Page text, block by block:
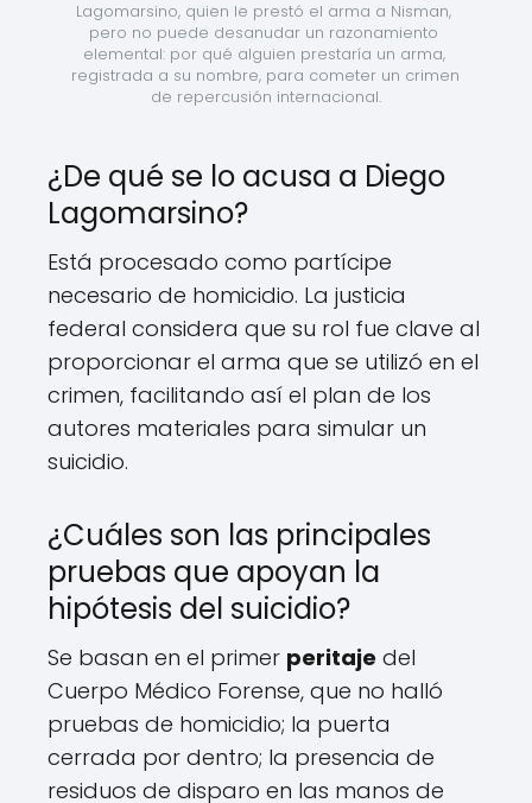
Lagomarsino, quien le prestó el arma a Nisman,
pero no puede desanudar un razonamiento
elemental: por qué alguien prestaría un arma,
registrada a su nombre, para cometer un crimen
de repercusión internacional.
¿De qué se lo acusa a Diego
Lagomarsino?
Está procesado como partícipe
necesario de homicidio. La justicia
federal considera que su rol fue clave al
proporcionar el arma que se utilizó en el
crimen, facilitando así el plan de los
autores materiales para simular un
suicidio.
¿Cuáles son las principales
pruebas que apoyan la
hipótesis del suicidio?
Se basan en el primer peritaje del
Cuerpo Médico Forense, que no halló
pruebas de homicidio; la puerta
cerrada por dentro; la presencia de
residuos de disparo en las manos de